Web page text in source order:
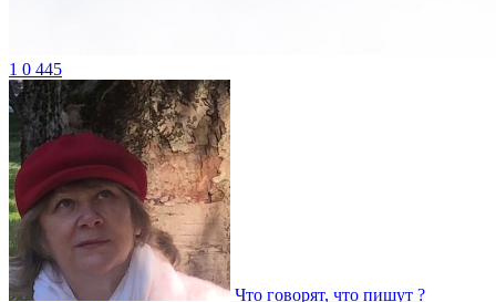
1 0 445
Что говорят, что пишут ?